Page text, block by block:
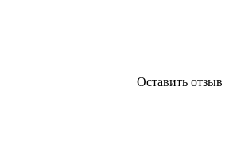
Оставить отзыв